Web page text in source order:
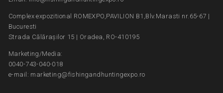
Complex expozitional ROMEXPO,PAVILION B1,Blv.Marasti nr.65-67 |
Bucuresti
Strada Călărașilor 15 | Oradea, RO-410195
Marketing/Media:
0040-743-040-018
e-mail: marketing@fishingandhuntingexpo.ro